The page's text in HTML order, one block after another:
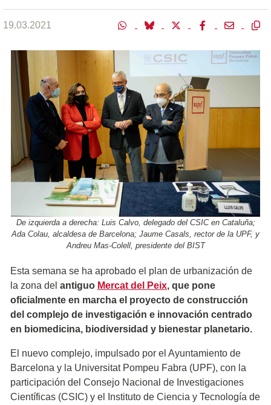
19.03.2021
De izquierda a derecha: Luis Calvo, delegado del CSIC en Cataluña;
Ada Colau, alcaldesa de Barcelona; Jaume Casals, rector de la UPF, y
Andreu Mas-Colell, presidente del BIST
Esta semana se ha aprobado el plan de urbanización de
la zona del antiguo Mercat del Peix, que pone
oficialmente en marcha el proyecto de construcción
del complejo de investigación e innovación centrado
en biomedicina, biodiversidad y bienestar planetario.
El nuevo complejo, impulsado por el Ayuntamiento de
Barcelona y la Universitat Pompeu Fabra (UPF), con la
participación del Consejo Nacional de Investigaciones
Científicas (CSIC) y el Instituto de Ciencia y Tecnología de